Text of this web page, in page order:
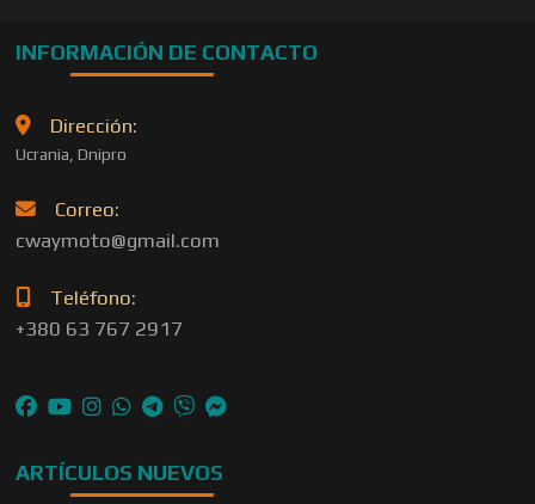
INFORMACIÓN DE CONTACTO
Dirección:
Ucrania, Dnipro
Correo:
cwaymoto@gmail.com
Teléfono:
+380 63 767 2917
ARTÍCULOS NUEVOS